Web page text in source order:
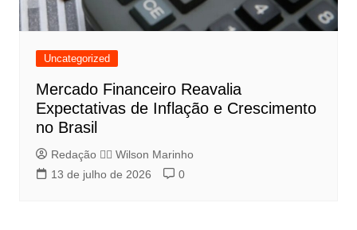
Uncategorized
Mercado Financeiro Reavalia
Expectativas de Inflação e Crescimento
no Brasil
Redação 👨‍⚖️​ Wilson Marinho
13 de julho de 2026
0